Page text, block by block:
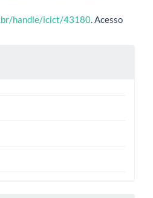
handle/icict/43180 . Acesso